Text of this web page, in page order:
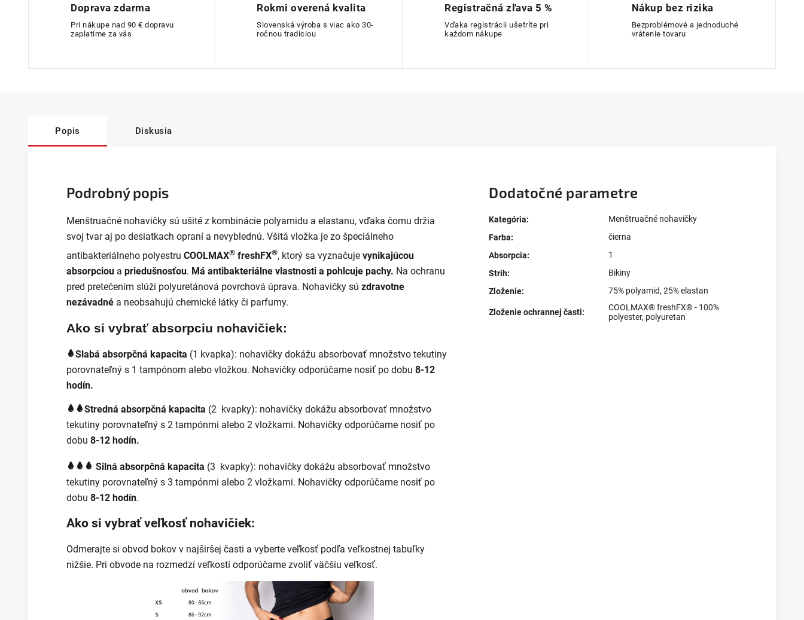
Doprava zdarma
Pri nákupe nad 90 € dopravu
zaplatíme za vás
Rokmi overená kvalita
Slovenská výroba s viac ako 30-
ročnou tradíciou
Registračná zľava 5 %
Vďaka registrácii ušetríte pri
každom nákupe
Nákup bez rizika
Bezproblémové a jednoduché
vrátenie tovaru
Popis Diskusia
Podrobný popis
Menštruačné nohavičky sú ušité z kombinácie polyamidu a elastanu, vďaka čomu držia
svoj tvar aj po desiatkach opraní a nevyblednú. Všitá vložka je zo špeciálneho
antibakteriálneho polyestru COOLMAX® freshFX®, ktorý sa vyznačuje vynikajúcou
absorpciou a priedušnosťou. Má antibakteriálne vlastnosti a pohlcuje pachy. Na ochranu
pred pretečením slúži polyuretánová povrchová úprava. Nohavičky sú zdravotne
nezávadné a neobsahujú chemické látky či parfumy.
Ako si vybrať absorpciu nohavičiek:
Slabá absorpčná kapacita (1 kvapka): nohavičky dokážu absorbovať množstvo tekutiny
porovnateľný s 1 tampónom alebo vložkou. Nohavičky odporúčame nosiť po dobu 8-12
hodín.
Stredná absorpčná kapacita (2 kvapky): nohavičky dokážu absorbovať množstvo
tekutiny porovnateľný s 2 tampónmi alebo 2 vložkami. Nohavičky odporúčame nosiť po
dobu 8-12 hodín.
Silná absorpčná kapacita (3 kvapky): nohavičky dokážu absorbovať množstvo
tekutiny porovnateľný s 3 tampónmi alebo 2 vložkami. Nohavičky odporúčame nosiť po
dobu 8-12 hodín.
Ako si vybrať veľkosť nohavičiek:
Odmerajte si obvod bokov v najširšej časti a vyberte veľkosť podľa veľkostnej tabuľky
nižšie. Pri obvode na rozmedzí veľkostí odporúčame zvoliť väčšiu veľkosť.
Dodatočné parametre
Kategória:
Menštruačné nohavičky
Farba:
čierna
Absorpcia:
1
Strih:
Bikiny
Zloženie: 75% polyamid, 25% elastan
Zloženie ochrannej časti:
COOLMAX® freshFX® - 100%
polyester, polyuretan